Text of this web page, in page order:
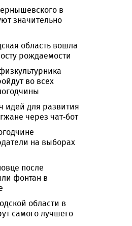
в
значительно
область вошла
рождаемости
во всех
идей для развития
через чат-бот
на выборах
после
фонтан в
области в
самого лучшего